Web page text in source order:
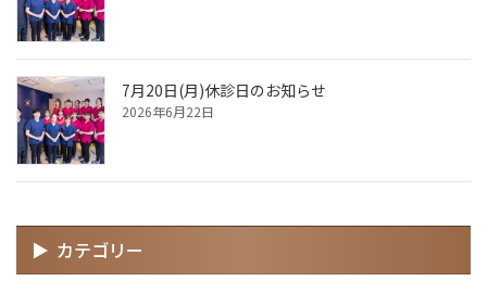
7月20日(月)休診日のお知らせ
2026年6月22日
カテゴリー